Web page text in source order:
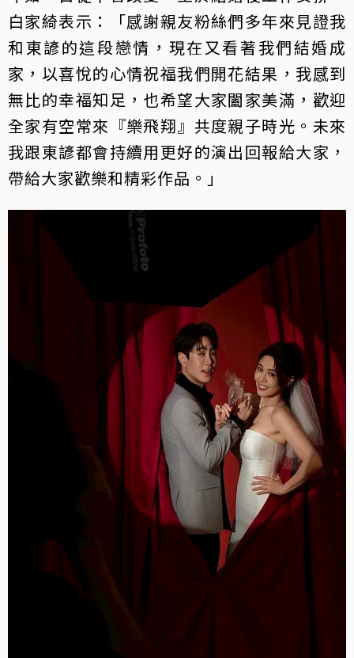
白家綺表示：「感謝親友粉絲們多年來見證我
和東諺的這段戀情，現在又看著我們結婚成
家，以喜悅的心情祝福我們開花結果，我感到
無比的幸福知足，也希望大家闔家美滿，歡迎
全家有空常來『樂飛翔』共度親子時光。未來
我跟東諺都會持續用更好的演出回報給大家，
帶給大家歡樂和精彩作品。」